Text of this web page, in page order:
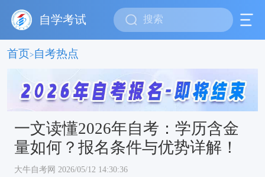
自学考试
首页>自考热点
一文读懂2026年自考：学历含金
量如何？报名条件与优势详解！
大牛自考网 2026/05/12 14:30:36